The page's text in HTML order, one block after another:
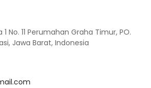
No. 11 Perumahan Graha Timur, PO.
Jawa Barat, Indonesia